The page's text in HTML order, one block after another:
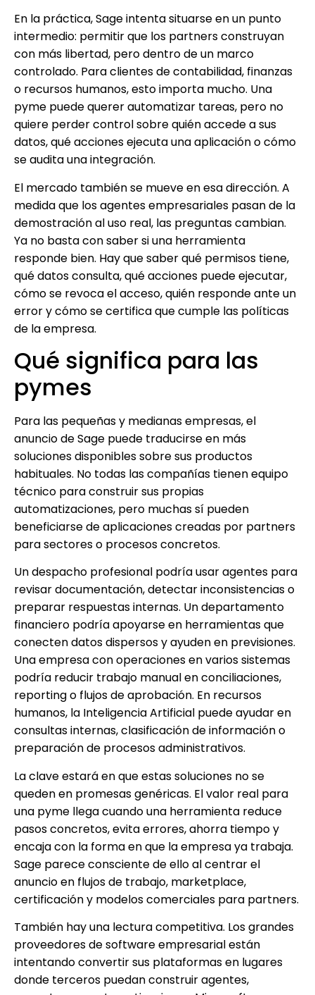
En la práctica, Sage intenta situarse en un punto
intermedio: permitir que los partners construyan
con más libertad, pero dentro de un marco
controlado. Para clientes de contabilidad, finanzas
o recursos humanos, esto importa mucho. Una
pyme puede querer automatizar tareas, pero no
quiere perder control sobre quién accede a sus
datos, qué acciones ejecuta una aplicación o cómo
se audita una integración.
El mercado también se mueve en esa dirección. A
medida que los agentes empresariales pasan de la
demostración al uso real, las preguntas cambian.
Ya no basta con saber si una herramienta
responde bien. Hay que saber qué permisos tiene,
qué datos consulta, qué acciones puede ejecutar,
cómo se revoca el acceso, quién responde ante un
error y cómo se certifica que cumple las políticas
de la empresa.
Qué significa para las
pymes
Para las pequeñas y medianas empresas, el
anuncio de Sage puede traducirse en más
soluciones disponibles sobre sus productos
habituales. No todas las compañías tienen equipo
técnico para construir sus propias
automatizaciones, pero muchas sí pueden
beneficiarse de aplicaciones creadas por partners
para sectores o procesos concretos.
Un despacho profesional podría usar agentes para
revisar documentación, detectar inconsistencias o
preparar respuestas internas. Un departamento
financiero podría apoyarse en herramientas que
conecten datos dispersos y ayuden en previsiones.
Una empresa con operaciones en varios sistemas
podría reducir trabajo manual en conciliaciones,
reporting o flujos de aprobación. En recursos
humanos, la Inteligencia Artificial puede ayudar en
consultas internas, clasificación de información o
preparación de procesos administrativos.
La clave estará en que estas soluciones no se
queden en promesas genéricas. El valor real para
una pyme llega cuando una herramienta reduce
pasos concretos, evita errores, ahorra tiempo y
encaja con la forma en que la empresa ya trabaja.
Sage parece consciente de ello al centrar el
anuncio en flujos de trabajo, marketplace,
certificación y modelos comerciales para partners.
También hay una lectura competitiva. Los grandes
proveedores de software empresarial están
intentando convertir sus plataformas en lugares
donde terceros puedan construir agentes,